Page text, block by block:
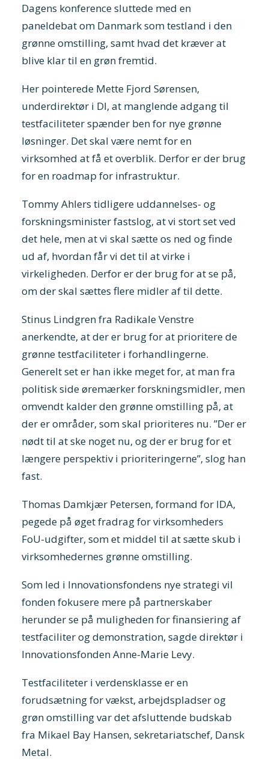
Dagens konference sluttede med en
paneldebat om Danmark som testland i den
grønne omstilling, samt hvad det kræver at
blive klar til en grøn fremtid.
Her pointerede Mette Fjord Sørensen,
underdirektør i DI, at manglende adgang til
testfaciliteter spænder ben for nye grønne
løsninger. Det skal være nemt for en
virksomhed at få et overblik. Derfor er der brug
for en roadmap for infrastruktur.
Tommy Ahlers tidligere uddannelses- og
forskningsminister fastslog, at vi stort set ved
det hele, men at vi skal sætte os ned og finde
ud af, hvordan får vi det til at virke i
virkeligheden. Derfor er der brug for at se på,
om der skal sættes flere midler af til dette.
Stinus Lindgren fra Radikale Venstre
anerkendte, at der er brug for at prioritere de
grønne testfaciliteter i forhandlingerne.
Generelt set er han ikke meget for, at man fra
politisk side øremærker forskningsmidler, men
omvendt kalder den grønne omstilling på, at
der er områder, som skal prioriteres nu. ”Der er
nødt til at ske noget nu, og der er brug for et
længere perspektiv i prioriteringerne”, slog han
fast.
Thomas Damkjær Petersen, formand for IDA,
pegede på øget fradrag for virksomheders
FoU-udgifter, som et middel til at sætte skub i
virksomhedernes grønne omstilling.
Som led i Innovationsfondens nye strategi vil
fonden fokusere mere på partnerskaber
herunder se på muligheden for finansiering af
testfaciliter og demonstration, sagde direktør i
Innovationsfonden Anne-Marie Levy.
Testfaciliteter i verdensklasse er en
forudsætning for vækst, arbejdspladser og
grøn omstilling var det afsluttende budskab
fra Mikael Bay Hansen, sekretariatschef, Dansk
Metal.